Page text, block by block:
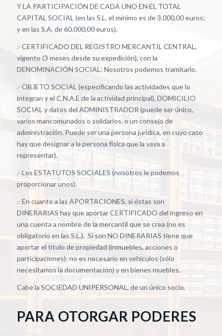
Y LA PARTICIPACIÓN DE CADA UNO EN EL TOTAL
CAPITAL SOCIAL (en las S.L. el mínimo es de 3.000,00 euros;
y en las S.A. de 60.000,00 euros).
.- CERTIFICADO DEL REGISTRO MERCANTIL CENTRAL,
vigente (3 meses desde su expedición), con la
DENOMINACIÓN SOCIAL: Nosotros podemos tramitarlo.
.- OBJETO SOCIAL (especificando las actividades que lo
integran y el C.N.A.E de la actividad principal), DOMICILIO
SOCIAL y datos del ADMINISTRADOR (puede ser único,
varios mancomunados o solidarios, o un consejo de
administración. Puede ser una persona jurídica, en cuyo caso
hay que designar a la persona física que la vaya a
representar).
.- Los ESTATUTOS SOCIALES (nosotros le podemos
proporcionar unos).
.- En cuanto a las APORTACIONES, si éstas son
DINERARIAS hay que aportar CERTIFICADO del ingreso en
una cuenta a nombre de la mercantil que se crea (no es
obligatorio en las S.L.). Si son NO DINERARIAS tiene que
aportar el título de propiedad (inmuebles, acciones o
participaciones); no es necesario en vehículos (sólo
necesitamos la documentación) y en bienes muebles.
Cabe la SOCIEDAD UNIPERSONAL, de un único socio.
PARA OTORGAR PODERES